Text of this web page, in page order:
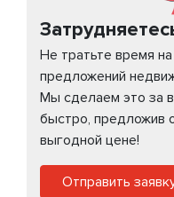
Не тратьте время
предложений
Мы сделаем это за
быстро, предложив
выгодной цене!
Отправить